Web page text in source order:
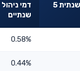
תשואה שנתית 5
דמי ניהול
שנתיים
0.58%
0.44%